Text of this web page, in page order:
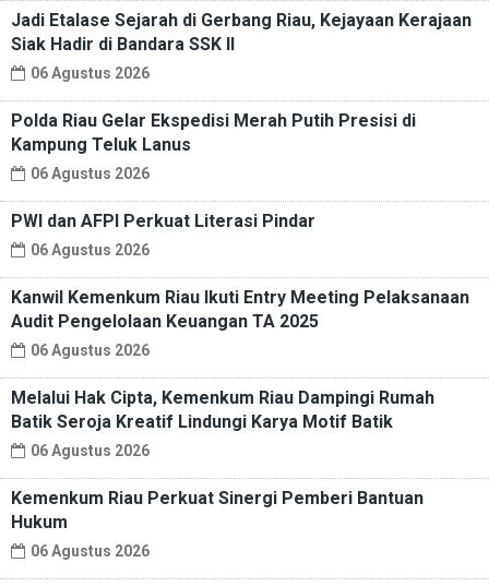
Jadi Etalase Sejarah di Gerbang Riau, Kejayaan Kerajaan
Siak Hadir di Bandara SSK II
06 Agustus 2026
Polda Riau Gelar Ekspedisi Merah Putih Presisi di
Kampung Teluk Lanus
06 Agustus 2026
PWI dan AFPI Perkuat Literasi Pindar
06 Agustus 2026
Kanwil Kemenkum Riau Ikuti Entry Meeting Pelaksanaan
Audit Pengelolaan Keuangan TA 2025
06 Agustus 2026
Melalui Hak Cipta, Kemenkum Riau Dampingi Rumah
Batik Seroja Kreatif Lindungi Karya Motif Batik
06 Agustus 2026
Kemenkum Riau Perkuat Sinergi Pemberi Bantuan
Hukum
06 Agustus 2026